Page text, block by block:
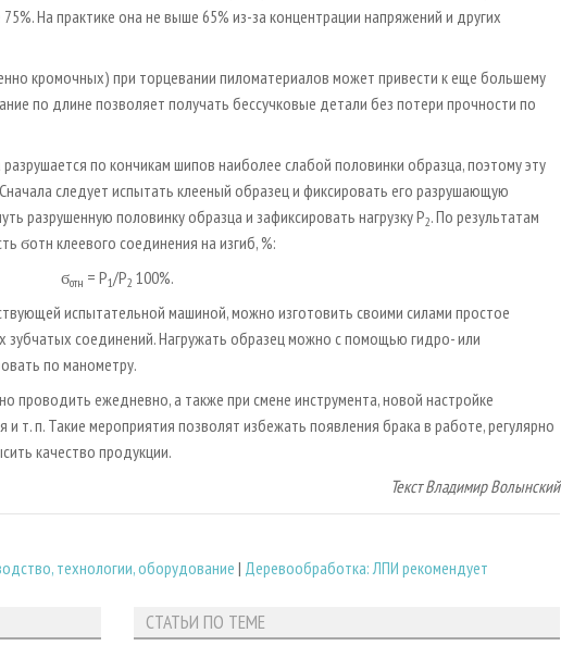
На практике она не выше 65% из-за концентрации напряжений и других
кромочных) при торцевании пиломатериалов может привести к еще большему
по длине позволяет получать бессучковые детали без потери прочности по
по кончикам шипов наиболее слабой половинки образца, поэтому эту
следует испытать клееный образец и фиксировать его разрушающую
разрушенную половинку образца и зафиксировать нагрузку Р2. По результатам
ϭотн клеевого соединения на изгиб, %:
ϭотн = Р1/Р2 100%.
испытательной машиной, можно изготовить своими силами простое
зубчатых соединений. Нагружать образец можно с помощью гидро- или
по манометру.
проводить ежедневно, а также при смене инструмента, новой настройке
и т. п. Такие мероприятия позволят избежать появления брака в работе, регулярно
качество продукции.
Текст Владимир Волынский
технологии, оборудование | Деревообработка: ЛПИ рекомендует
СТАТЬИ ПО ТЕМЕ